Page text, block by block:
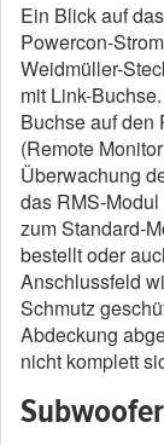
Ein Blick auf
Powercon-
Weidmüller-
mit Link-
Buchse auf den
(Remote
Überwachung
das RMS-
zum Standard-
bestellt oder
Anschlussfeld
Schmutz
Abdeckung
nicht komplett